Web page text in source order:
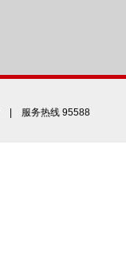
| 服务热线 95588